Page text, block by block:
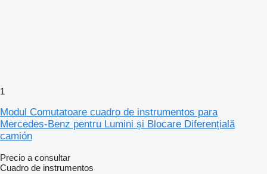
1
Modul Comutatoare cuadro de instrumentos para
Mercedes-Benz pentru Lumini și Blocare Diferențială
camión
Precio a consultar
Cuadro de instrumentos